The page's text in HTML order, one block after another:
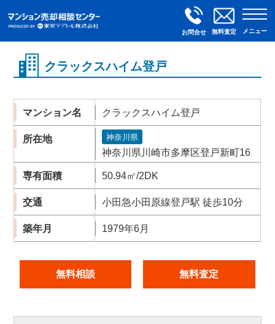
お問合せ 無料査定 メニュー
クラックスハイム登戸
マンション名 クラックスハイム登戸
所在地 神奈川県
神奈川県川崎市多摩区登戸新町16
専有面積 50.94㎡/2DK
交通 小田急小田原線登戸駅 徒歩10分
築年月 1979年6月
無料相談 無料査定